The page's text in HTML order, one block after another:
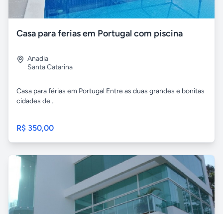
Casa para ferias em Portugal com piscina
Anadia
Santa Catarina
Casa para férias em Portugal Entre as duas grandes e bonitas
cidades de...
R$ 350,00